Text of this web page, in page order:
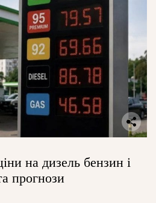
на дизель бензин і
прогнози